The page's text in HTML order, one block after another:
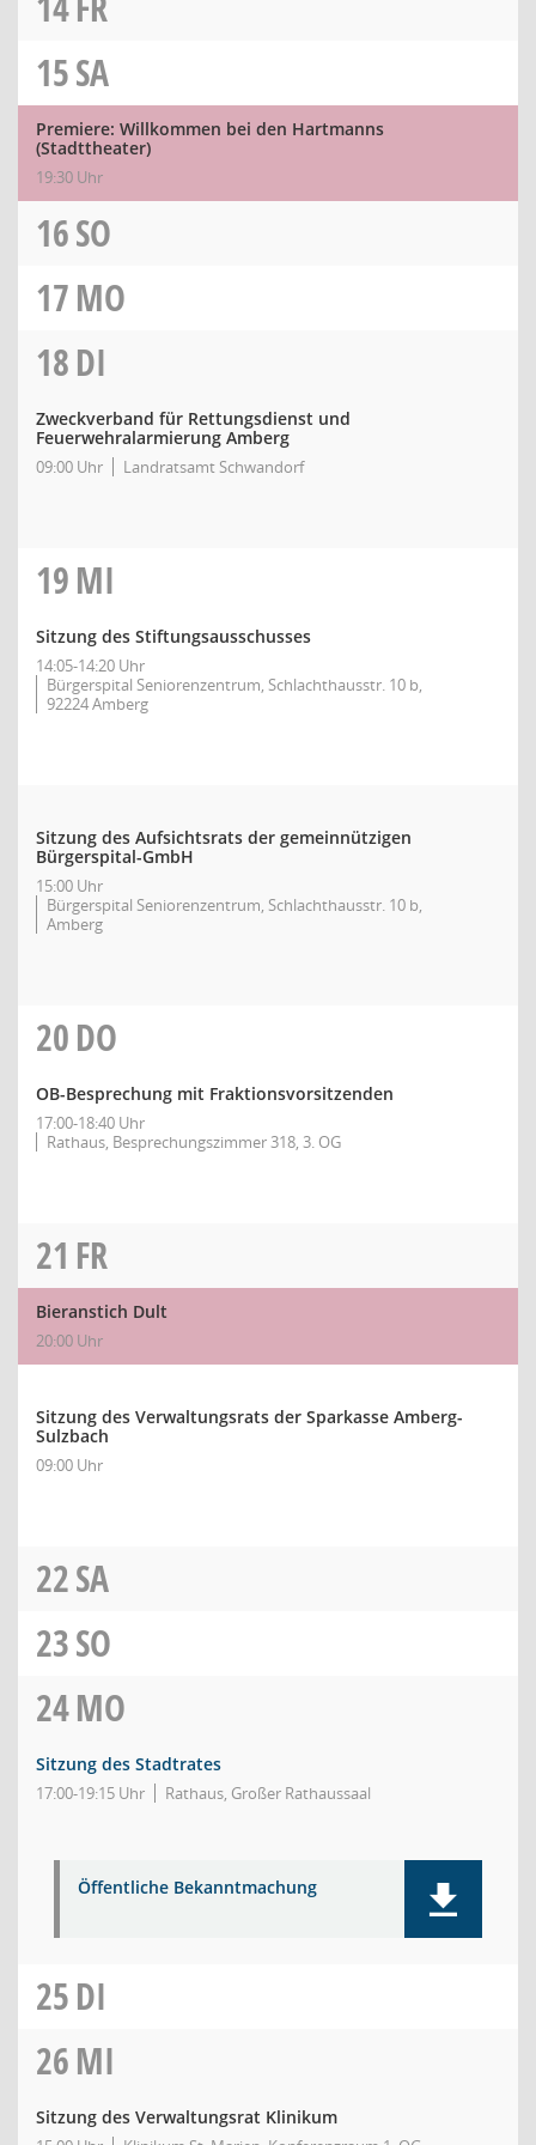
15SA
Premiere: Willkommen bei den Hartmanns
(Stadttheater)
19:30 Uhr
16SO
17MO
18DI
Zweckverband für Rettungsdienst und
Feuerwehralarmierung Amberg
09:00 Uhr Landratsamt Schwandorf
19MI
Sitzung des Stiftungsausschusses
14:05-14:20 Uhr
Bürgerspital Seniorenzentrum, Schlachthausstr. 10 b,
92224 Amberg
Sitzung des Aufsichtsrats der gemeinnützigen
Bürgerspital-GmbH
15:00 Uhr
Bürgerspital Seniorenzentrum, Schlachthausstr. 10 b,
Amberg
20DO
OB-Besprechung mit Fraktionsvorsitzenden
17:00-18:40 Uhr
Rathaus, Besprechungszimmer 318, 3. OG
21 FR
Bieranstich Dult
20:00 Uhr
Sitzung des Verwaltungsrats der Sparkasse Amberg-
Sulzbach
09:00 Uhr
22SA
23SO
24MO
Sitzung des Stadtrates
17:00-19:15 Uhr Rathaus, Großer Rathaussaal
Öffentliche Bekanntmachung
25DI
26MI
Sitzung des Verwaltungsrat Klinikum